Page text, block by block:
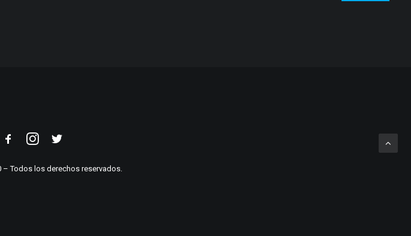
– Todos los derechos reservados.